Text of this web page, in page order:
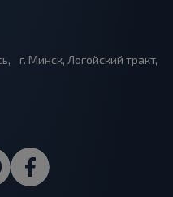
г. Минск, Логойский тракт,